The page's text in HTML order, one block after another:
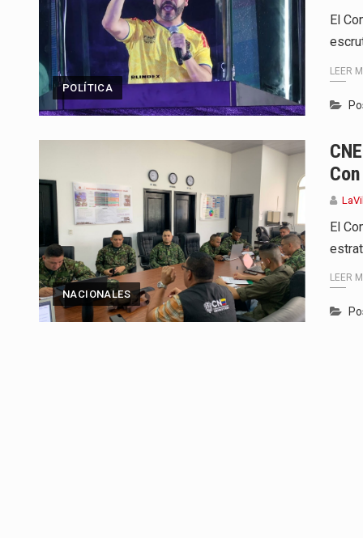
POLÍTICA
El
LEER
NACIONALES
El
LEER